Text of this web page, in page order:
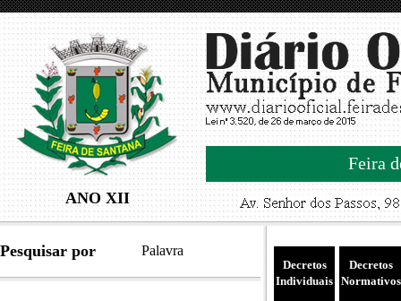
ANO XII
Feira
Pesquisar por Palavra
Decretos
Individuais
Decretos
Normativos